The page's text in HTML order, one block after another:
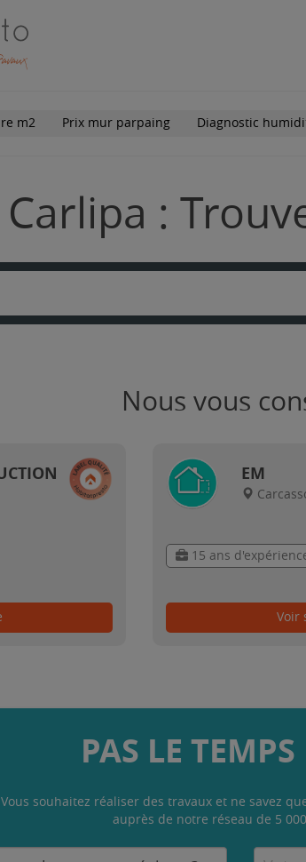
m2 Prix mur parpaing Diagnostic
Carlipa :
Nous vous
EM
15 ans
Voir
PAS LE
Vous souhaitez réaliser des travaux et ne savez
auprès de notre réseau de 5